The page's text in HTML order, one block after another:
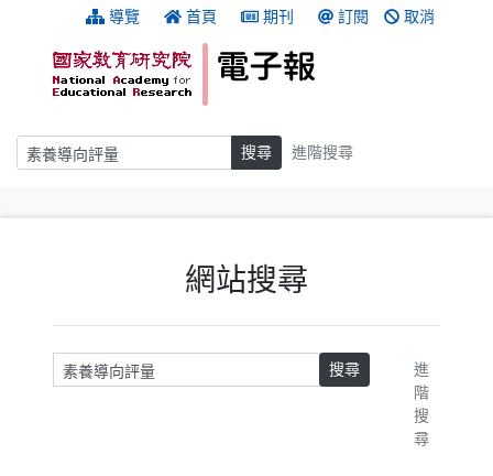
跳到主要內容 導覽 首頁 期刊 訂閱 取消
搜尋 搜尋 進階搜尋
網站搜尋
請輸入關鍵字 搜尋
進
階
搜
尋